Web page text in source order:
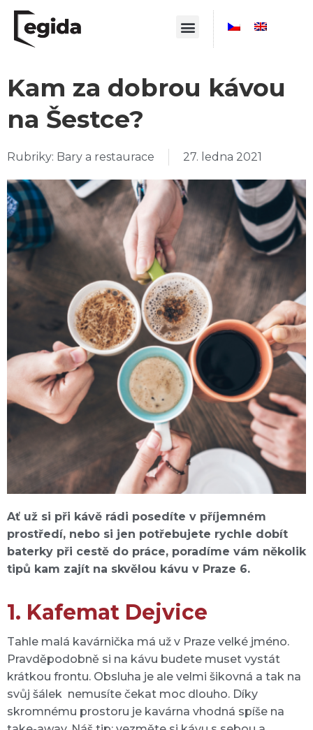
Kam za dobrou kávou
na Šestce?
Rubriky: Bary a restaurace 27. ledna 2021
Ať už si při kávě rádi posedíte v příjemném
prostředí, nebo si jen potřebujete rychle dobít
baterky při cestě do práce, poradíme vám několik
tipů kam zajít na skvělou kávu v Praze 6.
1. Kafemat Dejvice
Tahle malá kavárnička má už v Praze velké jméno.
Pravděpodobně si na kávu budete muset vystát
krátkou frontu. Obsluha je ale velmi šikovná a tak na
svůj šálek nemusíte čekat moc dlouho. Díky
skromnému prostoru je kavárna vhodná spíše na